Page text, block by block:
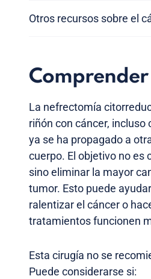
Otros recursos sobre el
La nefrectomía
riñón con cáncer, incluso
ya se ha propagado a
cuerpo. El objetivo no es
sino eliminar la mayor
tumor. Esto puede
ralentizar el cáncer o
tratamientos funcionen
Esta cirugía no se
Puede considerarse si: